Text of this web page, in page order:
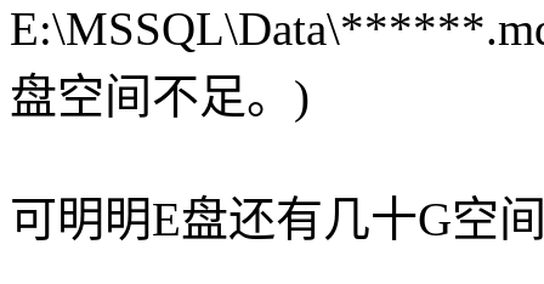
盘空间不足。)
可明明E盘还有几十G空